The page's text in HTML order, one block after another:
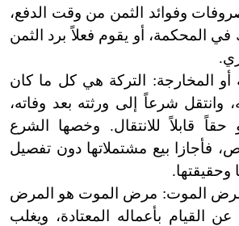
وفوائد الثمن من وقت الدفع،
المحكمة، أو يقوم فعلاً برد الثمن
كان
وانتقل شرعاً إلى ورثته بعد وفاته،
قابلاً للانتقال. وخصها الشرع
فأجازا بيع مشتملاتها دون تفصيل
وحقيقتها.
مرض الموت: مرض الموت هو المرض
القيام بأعماله المعتادة، ويغلب